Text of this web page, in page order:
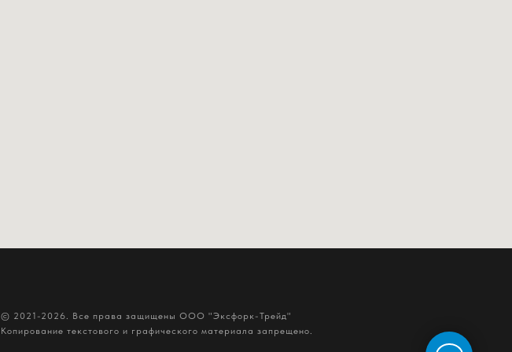
© 2021-2026. Все права защищены ООО "Эксфорк-Трейд"
Копирование текстового и графического материала запрещено.